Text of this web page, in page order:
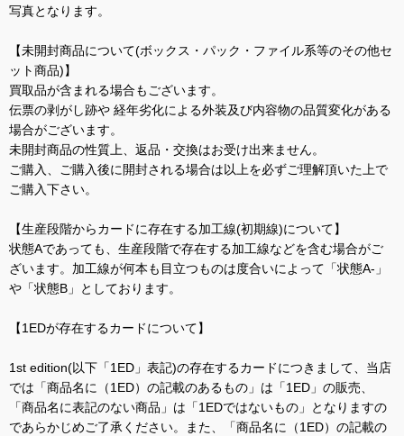
写真となります。
【未開封商品について(ボックス・パック・ファイル系等のその他セ
ット商品)】
買取品が含まれる場合もございます。
伝票の剥がし跡や 経年劣化による外装及び内容物の品質変化がある
場合がございます。
未開封商品の性質上、返品・交換はお受け出来ません。
ご購入、ご購入後に開封される場合は以上を必ずご理解頂いた上で
ご購入下さい。
【生産段階からカードに存在する加工線(初期線)について】
状態Aであっても、生産段階で存在する加工線などを含む場合がご
ざいます。加工線が何本も目立つものは度合いによって「状態A-」
や「状態B」としております。
【1EDが存在するカードについて】
1st edition(以下「1ED」表記)の存在するカードにつきまして、当店
では「商品名に（1ED）の記載のあるもの」は「1ED」の販売、
「商品名に表記のない商品」は「1EDではないもの」となりますの
であらかじめご了承ください。また、「商品名に（1ED）の記載の